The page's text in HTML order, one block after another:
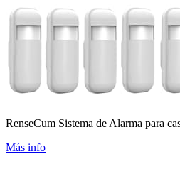
RenseCum Sistema de Alarma para
Más info